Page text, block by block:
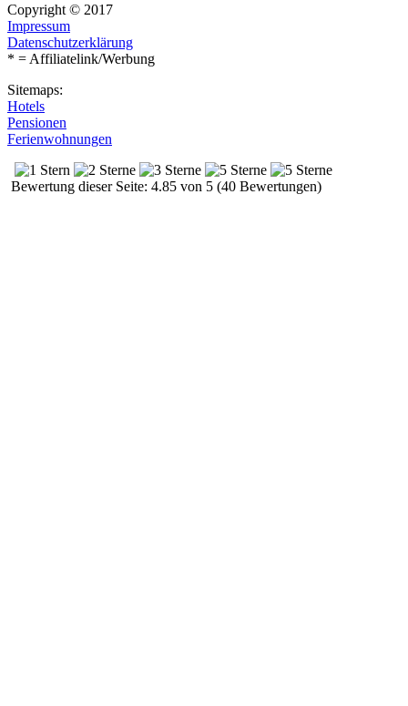
Copyright © 2017
Impressum
Datenschutzerklärung
* = Affiliatelink/Werbung
Sitemaps:
Hotels
Pensionen
Ferienwohnungen
Bewertung dieser Seite: 4.85 von 5 (40 Bewertungen)